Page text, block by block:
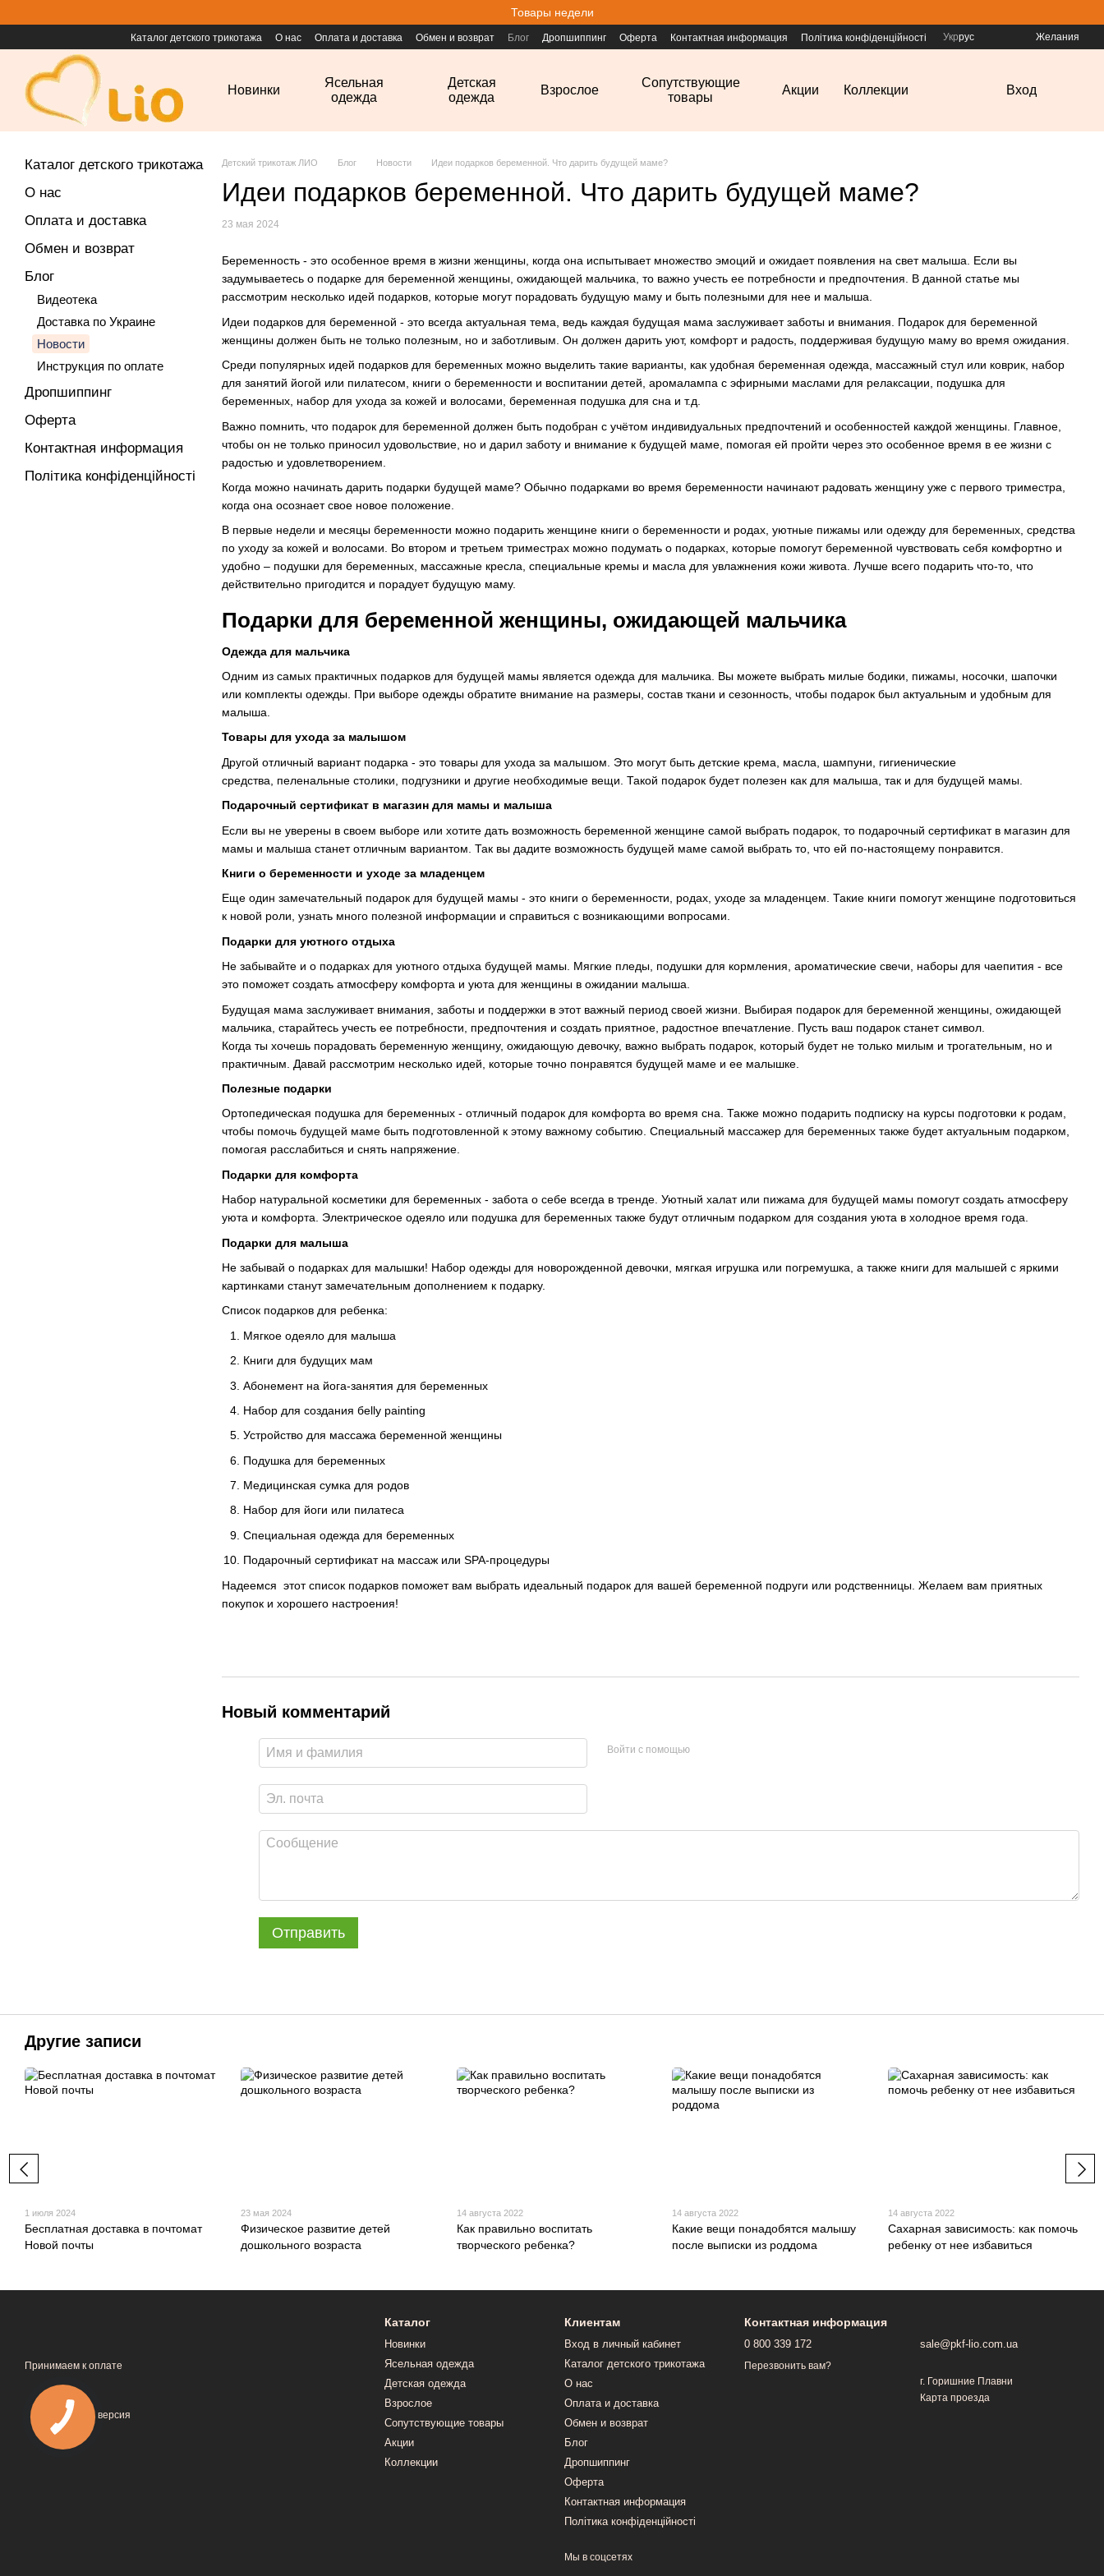
Товары недели
Каталог детского трикотажа О нас Оплата и доставка Обмен и возврат Блог Дропшиппинг Оферта Контактная информация Політика конфіденційності Укррус Желания
Новинки
Ясельная
одежда
Детская
одежда
Взрослое
Сопутствующие
товары
Акции Коллекции Вход
Детский трикотаж ЛИО Блог Новости Идеи подарков беременной. Что дарить будущей маме?
Идеи подарков беременной. Что дарить будущей маме?
23 мая 2024
Беременность - это особенное время в жизни женщины, когда она испытывает множество эмоций и ожидает появления на свет малыша. Если вы
задумываетесь о подарке для беременной женщины, ожидающей мальчика, то важно учесть ее потребности и предпочтения. В данной статье мы
рассмотрим несколько идей подарков, которые могут порадовать будущую маму и быть полезными для нее и малыша.
Идеи подарков для беременной - это всегда актуальная тема, ведь каждая будущая мама заслуживает заботы и внимания. Подарок для беременной
женщины должен быть не только полезным, но и заботливым. Он должен дарить уют, комфорт и радость, поддерживая будущую маму во время ожидания.
Среди популярных идей подарков для беременных можно выделить такие варианты, как удобная беременная одежда, массажный стул или коврик, набор
для занятий йогой или пилатесом, книги о беременности и воспитании детей, аромалампа с эфирными маслами для релаксации, подушка для
беременных, набор для ухода за кожей и волосами, беременная подушка для сна и т.д.
Важно помнить, что подарок для беременной должен быть подобран с учётом индивидуальных предпочтений и особенностей каждой женщины. Главное,
чтобы он не только приносил удовольствие, но и дарил заботу и внимание к будущей маме, помогая ей пройти через это особенное время в ее жизни с
радостью и удовлетворением.
Когда можно начинать дарить подарки будущей маме? Обычно подарками во время беременности начинают радовать женщину уже с первого триместра,
когда она осознает свое новое положение.
В первые недели и месяцы беременности можно подарить женщине книги о беременности и родах, уютные пижамы или одежду для беременных, средства
по уходу за кожей и волосами. Во втором и третьем триместрах можно подумать о подарках, которые помогут беременной чувствовать себя комфортно и
удобно – подушки для беременных, массажные кресла, специальные кремы и масла для увлажнения кожи живота. Лучше всего подарить что-то, что
действительно пригодится и порадует будущую маму.
Подарки для беременной женщины, ожидающей мальчика
Одежда для мальчика
Одним из самых практичных подарков для будущей мамы является одежда для мальчика. Вы можете выбрать милые бодики, пижамы, носочки, шапочки
или комплекты одежды. При выборе одежды обратите внимание на размеры, состав ткани и сезонность, чтобы подарок был актуальным и удобным для
малыша.
Товары для ухода за малышом
Другой отличный вариант подарка - это товары для ухода за малышом. Это могут быть детские крема, масла, шампуни, гигиенические
средства, пеленальные столики, подгузники и другие необходимые вещи. Такой подарок будет полезен как для малыша, так и для будущей мамы.
Подарочный сертификат в магазин для мамы и малыша
Если вы не уверены в своем выборе или хотите дать возможность беременной женщине самой выбрать подарок, то подарочный сертификат в магазин для
мамы и малыша станет отличным вариантом. Так вы дадите возможность будущей маме самой выбрать то, что ей по-настоящему понравится.
Книги о беременности и уходе за младенцем
Еще один замечательный подарок для будущей мамы - это книги о беременности, родах, уходе за младенцем. Такие книги помогут женщине подготовиться
к новой роли, узнать много полезной информации и справиться с возникающими вопросами.
Подарки для уютного отдыха
Не забывайте и о подарках для уютного отдыха будущей мамы. Мягкие пледы, подушки для кормления, ароматические свечи, наборы для чаепития - все
это поможет создать атмосферу комфорта и уюта для женщины в ожидании малыша.
Будущая мама заслуживает внимания, заботы и поддержки в этот важный период своей жизни. Выбирая подарок для беременной женщины, ожидающей
мальчика, старайтесь учесть ее потребности, предпочтения и создать приятное, радостное впечатление. Пусть ваш подарок станет символ.
Когда ты хочешь порадовать беременную женщину, ожидающую девочку, важно выбрать подарок, который будет не только милым и трогательным, но и
практичным. Давай рассмотрим несколько идей, которые точно понравятся будущей маме и ее малышке.
Полезные подарки
Ортопедическая подушка для беременных - отличный подарок для комфорта во время сна. Также можно подарить подписку на курсы подготовки к родам,
чтобы помочь будущей маме быть подготовленной к этому важному событию. Специальный массажер для беременных также будет актуальным подарком,
помогая расслабиться и снять напряжение.
Подарки для комфорта
Набор натуральной косметики для беременных - забота о себе всегда в тренде. Уютный халат или пижама для будущей мамы помогут создать атмосферу
уюта и комфорта. Электрическое одеяло или подушка для беременных также будут отличным подарком для создания уюта в холодное время года.
Подарки для малыша
Не забывай о подарках для малышки! Набор одежды для новорожденной девочки, мягкая игрушка или погремушка, а также книги для малышей с яркими
картинками станут замечательным дополнением к подарку.
Список подарков для ребенка:
Мягкое одеяло для малыша
Книги для будущих мам
Абонемент на йога-занятия для беременных
Набор для создания бelly painting
Устройство для массажа беременной женщины
Подушка для беременных
Медицинская сумка для родов
Набор для йоги или пилатеса
Специальная одежда для беременных
Подарочный сертификат на массаж или SPA-процедуры
Надеемся этот список подарков поможет вам выбрать идеальный подарок для вашей беременной подруги или родственницы. Желаем вам приятных
покупок и хорошего настроения!
Новый комментарий
Войти с помощью
Отправить
Каталог детского трикотажа
О нас
Оплата и доставка
Обмен и возврат
Блог
Видеотека
Доставка по Украине
Новости
Инструкция по оплате
Дропшиппинг
Оферта
Контактная информация
Політика конфіденційності
Другие записи
1 июля 2024
Бесплатная доставка в почтомат
Новой почты
23 мая 2024
Физическое развитие детей
дошкольного возраста
14 августа 2022
Как правильно воспитать
творческого ребенка?
14 августа 2022
Какие вещи понадобятся малышу
после выписки из роддома
14 августа 2022
Сахарная зависимость: как помочь
ребенку от нее избавиться
Принимаем к оплате
Мобильная версия
Каталог
Новинки
Ясельная одежда
Детская одежда
Взрослое
Сопутствующие товары
Акции
Коллекции
Клиентам
Вход в личный кабинет
Каталог детского трикотажа
О нас
Оплата и доставка
Обмен и возврат
Блог
Дропшиппинг
Оферта
Контактная информация
Політика конфіденційності
Мы в соцсетях
Контактная информация
0 800 339 172
Перезвонить вам?
sale@pkf-lio.com.ua
г. Горишние Плавни
Карта проезда